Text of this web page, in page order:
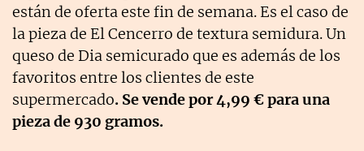
están de oferta este fin de semana. Es el caso de
la pieza de El Cencerro de textura semidura. Un
queso de Dia semicurado que es además de los
favoritos entre los clientes de este
supermercado. Se vende por 4,99 € para una
pieza de 930 gramos.